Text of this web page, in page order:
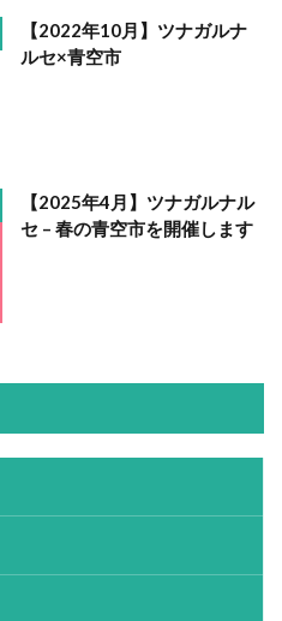
【2022年10月】ツナガルナ
ルセ×青空市
【2025年4月】ツナガルナル
セ – 春の青空市を開催します